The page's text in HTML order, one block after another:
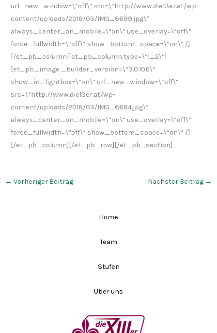
url_new_window=\“off\“ src=\“http://www.die13er.at/wp-
content/uploads/2018/03/IMG_6699.jpg\“
always_center_on_mobile=\“on\“ use_overlay=\“off\“
force_fullwidth=\“off\“ show_bottom_space=\“on\“ /]
[/et_pb_column][et_pb_column type=\“1_2\“]
[et_pb_image _builder_version=\“3.0.106\“
show_in_lightbox=\“on\“ url_new_window=\“off\“
src=\“http://www.die13er.at/wp-
content/uploads/2018/03/IMG_6684.jpg\“
always_center_on_mobile=\“on\“ use_overlay=\“off\“
force_fullwidth=\“off\“ show_bottom_space=\“on\“ /]
[/et_pb_column][/et_pb_row][/et_pb_section]
← Vorheriger Beitrag Nächster Beitrag →
Home
Team
Stufen
Über uns